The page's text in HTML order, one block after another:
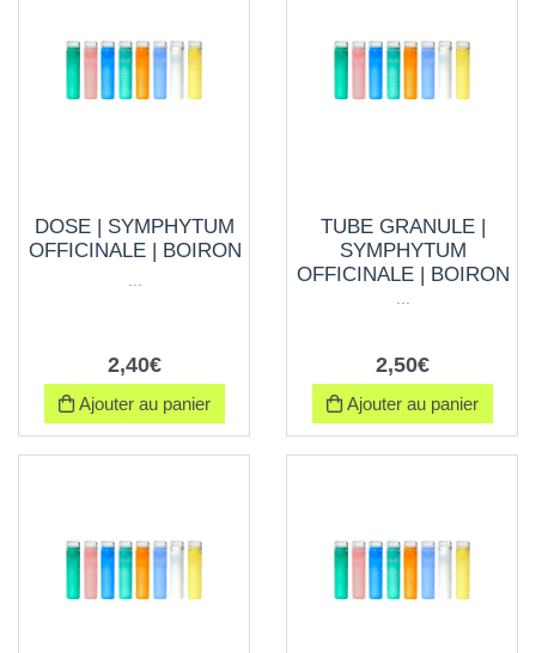
DOSE | SYMPHYTUM
OFFICINALE | BOIRON
2,40€
Ajouter au panier
TUBE GRANULE |
SYMPHYTUM
OFFICINALE | BOIRON
2,50€
Ajouter au panier